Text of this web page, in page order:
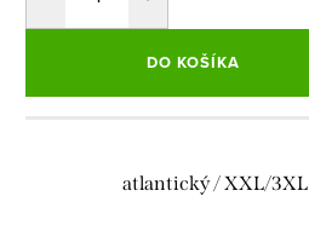
DO KOŠÍKA
atlantický / XXL/3XL